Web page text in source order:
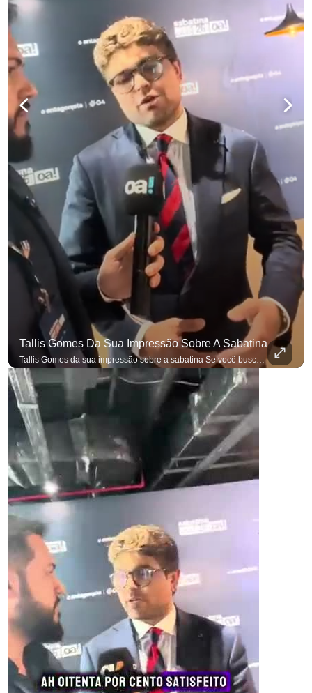
Tallis Gomes Da Sua Impressão Sobre A Sabatina
Tallis Gomes da sua impressão sobre a sabatina Se você busca informação com credibilidade, inscreva-se agora e ative o